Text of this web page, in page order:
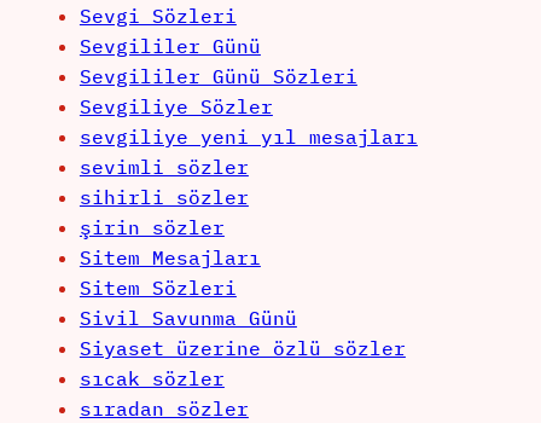
Sevgi Sözleri
Sevgililer Günü
Sevgililer Günü Sözleri
Sevgiliye Sözler
sevgiliye yeni yıl mesajları
sevimli sözler
sihirli sözler
şirin sözler
Sitem Mesajları
Sitem Sözleri
Sivil Savunma Günü
Siyaset üzerine özlü sözler
sıcak sözler
sıradan sözler